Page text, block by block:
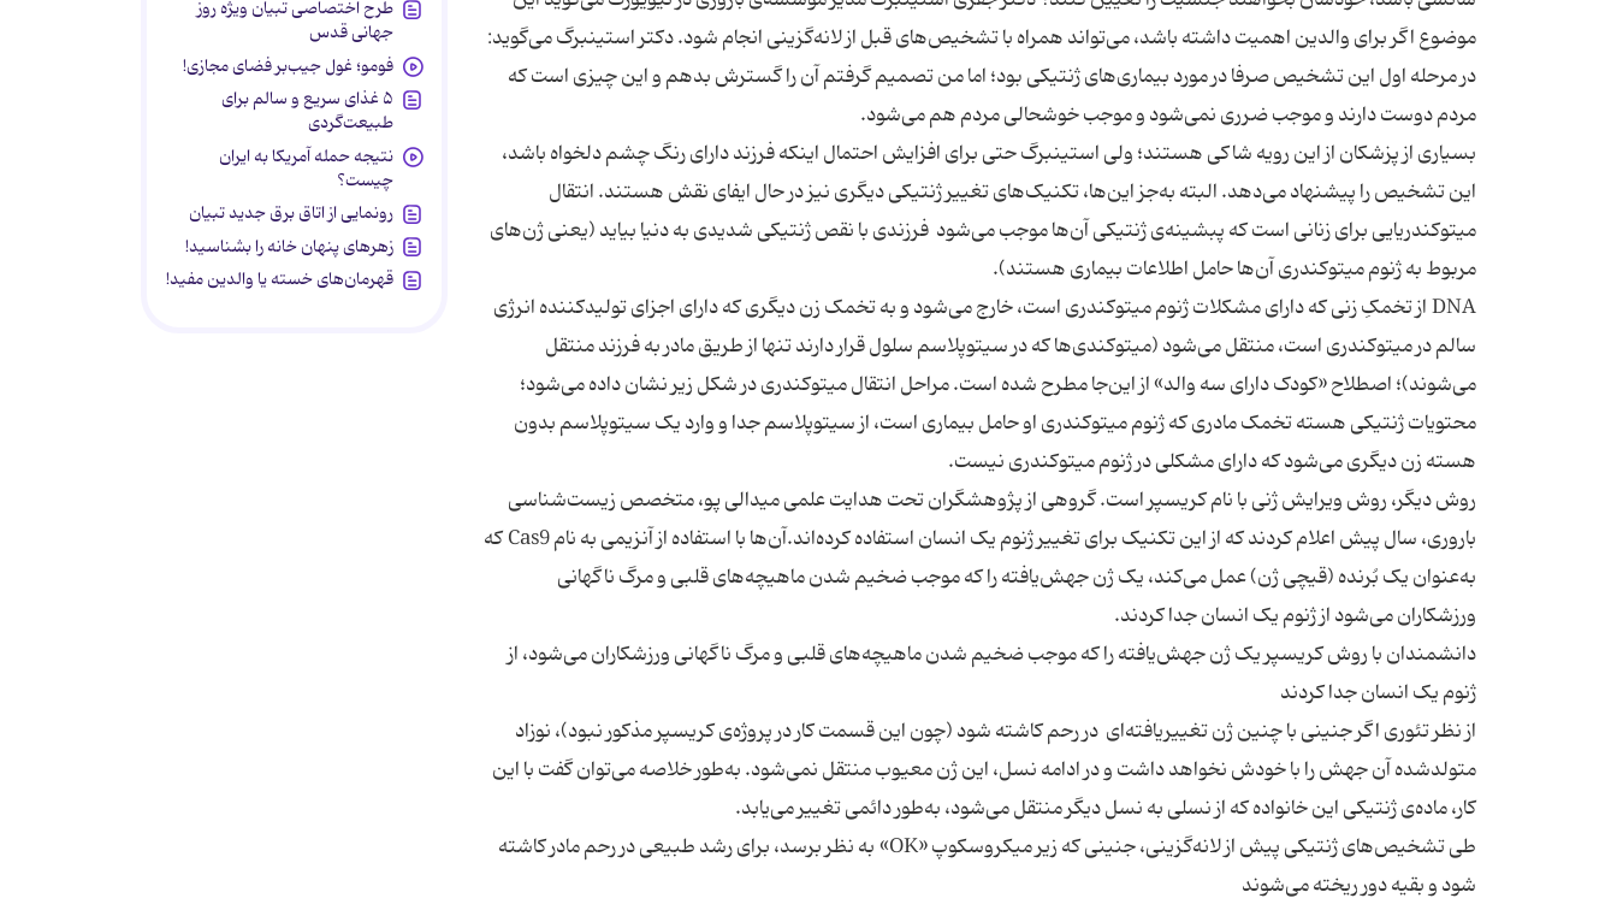
موضوع اگر برای والدین اهمیت داشته باشد، می‌تواند همراه با تشخیص‌های قبل از لانه‌گزینی انجام شود. دکتر استینبرگ می‌گوید:
در مرحله اول این تشخیص صرفا در مورد بیماری‌های ژنتیکی بود؛ اما من تصمیم گرفتم آن را گسترش بدهم و این چیزی است که
مردم دوست دارند و موجب ضرری نمی‌شود و موجب خوشحالی مردم هم می‌شود.
بسیاری از پزشکان از این رویه شاکی هستند؛ ولی استینبرگ حتی برای افزایش احتمال اینکه فرزند دارای رنگ چشم دلخواه باشد،
این تشخیص را پیشنهاد می‌دهد. البته به‌جز این‌ها، تکنیک‌های تغییر ژنتیکی دیگری نیز در حال ایفای نقش هستند. انتقال
میتوکندریایی برای زنانی است که پبشینه‌ی ژنتیکی آن‌ها موجب می‌شود فرزندی با نقص ژنتیکی شدیدی به دنیا بیاید (یعنی ژن‌های
مربوط به ژنوم میتوکندری آن‌ها حامل اطلاعات بیماری هستند).
DNA از تخمکِ زنی که دارای مشکلات ژنوم میتوکندری است، خارج می‌شود و به تخمک زن دیگری که دارای اجزای تولیدکننده انرژی
سالم در میتوکندری است، منتقل می‌شود (میتوکندی‌ها که در سیتوپلاسم سلول قرار دارند تنها از طریق مادر به فرزند منتقل
می‌شوند)؛ اصطلاح «کودک دارای سه والد» از این‌جا مطرح شده است. مراحل انتقال میتوکندری در شکل زیر نشان داده می‌شود؛
محتویات ژنتیکی هسته تخمک مادری که ژنوم میتوکندری او حامل بیماری است، از سیتوپلاسم جدا و وارد یک سیتوپلاسم بدون
هسته زن دیگری می‌شود که دارای مشکلی در ژنوم میتوکندری نیست.
روش دیگر، روش ویرایش ژنی با نام کریسپر است. گروهی از پژوهشگران تحت هدایت علمی میدالی پو، متخصص زیست‌شناسی
باروری، سال پیش اعلام کردند که از این تکنیک برای تغییر ژنوم یک انسان استفاده کرده‌اند.آن‌ها با استفاده از آنزیمی به نام Cas9 که
به‌عنوان یک بُرنده (قیچی ژن) عمل می‌کند، یک ژن جهش‌یافته را که موجب ضخیم‌ شدن ماهیچه‌های قلبی و مرگ ناگهانی
ورزشکاران می‌شود از ژنوم یک انسان جدا کردند.
دانشمندان با روش کریسپر یک ژن جهش‌یافته را که موجب ضخیم‌‌ شدن ماهیچه‌های قلبی و مرگ ناگهانی ورزشکاران می‌شود، از
ژنوم یک انسان جدا کردند
از نظر تئوری اگر جنینی با چنین ژن تغییریافته‌ای در رحم کاشته شود (چون این قسمت کار در پروژه‌ی کریسپر مذکور نبود)، نوزاد
متولدشده آن جهش را با خودش نخواهد داشت و در ادامه نسل، این ژن معیوب منتقل نمی‌شود. به‌طور خلاصه می‌توان گفت با این
کار، ماده‌ی ژنتیکی این خانواده که از نسلی به نسل دیگر منتقل می‌شود، به‌طور دائمی تغییر می‌یابد.
طی تشخیص‌های ژنتیکی پیش از لانه‌گزینی، جنینی که زیر میکروسکوپ «OK» به نظر برسد، برای رشد طبیعی در رحم مادر کاشته
شود و بقیه دور ریخته می‌شوند
طرح اختصاصی تبیان ویژه روز
جهانی قدس
فومو؛ غول جیب‌بر فضای مجازی!
۵ غذای سریع و سالم برای
طبیعت‌گردی
نتیجه حمله آمریکا به ایران
چیست؟
رونمایی از اتاق برق جدید تبیان
زهرهای پنهان خانه را بشناسید!
قهرمان‌های خسته یا والدین مفید!